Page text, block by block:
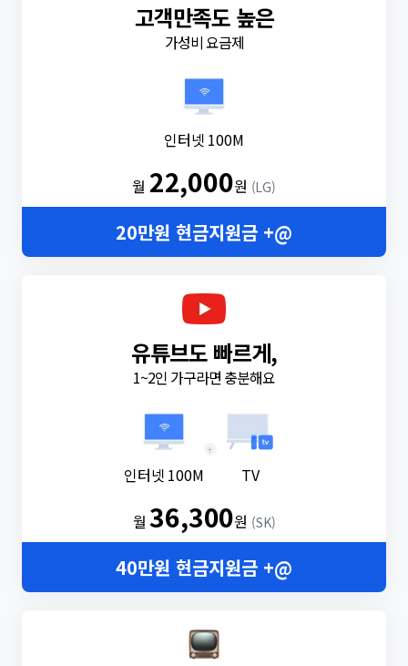
고객만족도 높은
가성비 요금제
인터넷 100M
월 22,000원 (LG)
20만원 현금지원금 +@
유튜브도 빠르게,
1~2인 가구라면 충분해요
인터넷 100M
+
TV
월36,300원 (SK)
40만원 현금지원금 +@